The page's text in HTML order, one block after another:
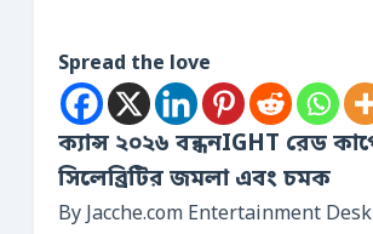
Spread the love
ক্যান্স ২০২৬ বন্ধনIGHT রেড
সিলেব্রিটির জমলা এবং চমক
By Jacche.com Entertainment